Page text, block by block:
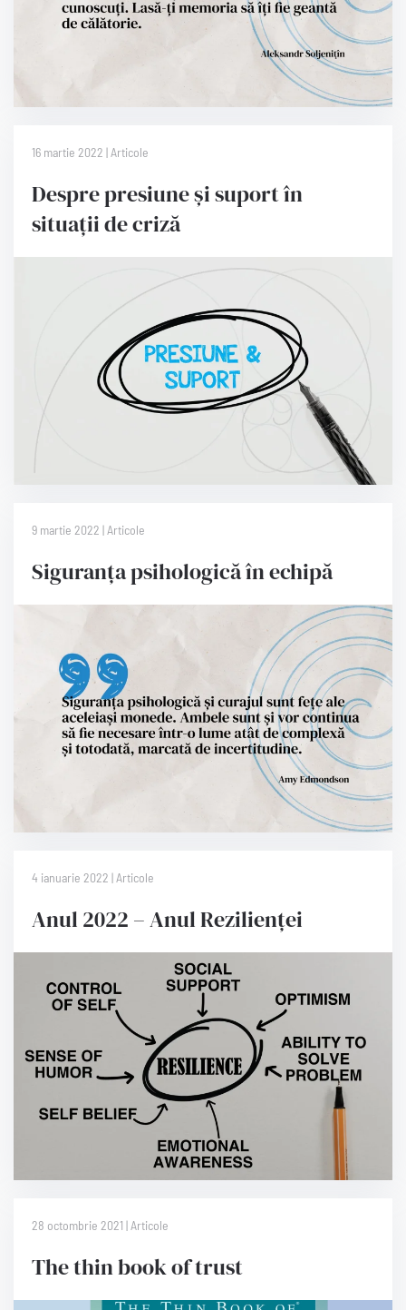
16 martie 2022 | Articole
Despre presiune și suport în
situații de criză
9 martie 2022 | Articole
Siguranța psihologică în echipă
4 ianuarie 2022 | Articole
Anul 2022 – Anul Rezilienței
28 octombrie 2021 | Articole
The thin book of trust